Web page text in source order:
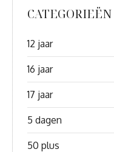
CATEGORIEËN
12 jaar
16 jaar
17 jaar
5 dagen
50 plus